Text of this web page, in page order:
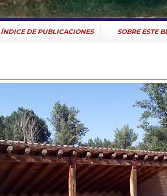
ÍNDICE DE PUBLICACIONES SOBRE ESTE